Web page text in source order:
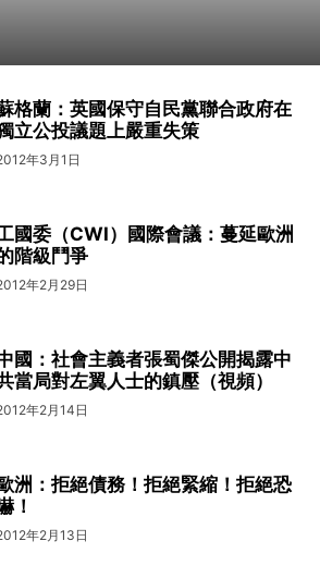
格蘭：英國保守自民黨聯合政府在
立公投議題上嚴重失策
年3月1日
國委（CWI）國際會議：蔓延歐洲
階級鬥爭
年2月29日
國：社會主義者張蜀傑公開揭露中
當局對左翼人士的鎮壓（視頻）
年2月14日
洲：拒絕債務！拒絕緊縮！拒絕恐
！
年2月13日